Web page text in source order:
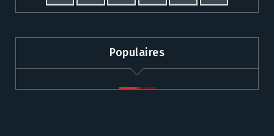
Populaires